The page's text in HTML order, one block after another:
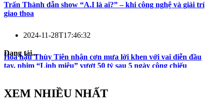
Trấn Thành dẫn show “A.I là ai?” – khi công nghệ và giải trí
giao thoa
2024-11-28T17:46:32
Hoa hậu Thùy Tiên nhận cơn mưa lời khen với vai diễn đầu
tay, phim “Linh miêu” vượt 50 tỷ sau 5 ngày công chiếu
Đang tải...
XEM NHIỀU NHẤT